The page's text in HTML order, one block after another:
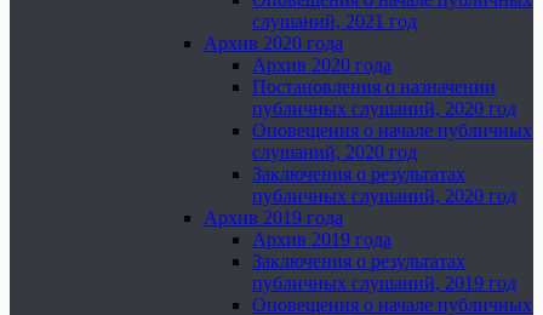
слушаний, 2021 год
Архив 2020 года
Архив 2020 года
Постановления о назначении
публичных слушаний, 2020 год
Оповещения о начале публичных
слушаний, 2020 год
Заключения о результатах
публичных слушаний, 2020 год
Архив 2019 года
Архив 2019 года
Заключения о результатах
публичных слушаний, 2019 год
Оповещения о начале публичных